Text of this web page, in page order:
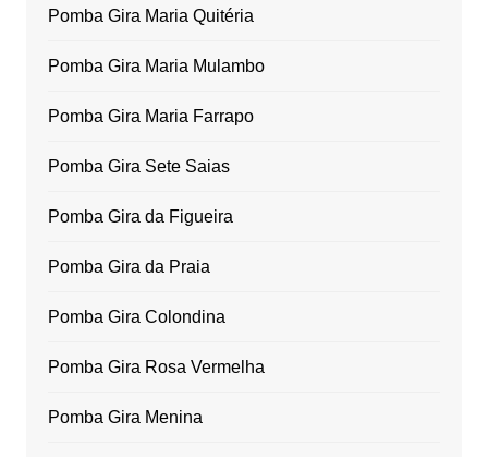
Pomba Gira Maria Quitéria
Pomba Gira Maria Mulambo
Pomba Gira Maria Farrapo
Pomba Gira Sete Saias
Pomba Gira da Figueira
Pomba Gira da Praia
Pomba Gira Colondina
Pomba Gira Rosa Vermelha
Pomba Gira Menina